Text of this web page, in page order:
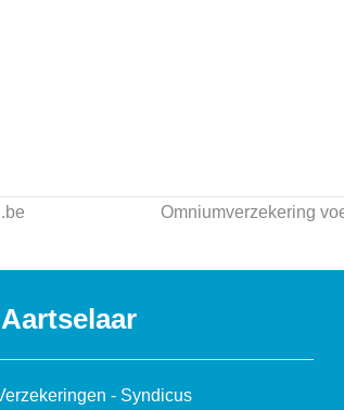
Omniumverzekering
- Syndicus